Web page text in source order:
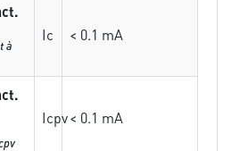
à
Ic < 0.1 mA
Icpv< 0.1 mA